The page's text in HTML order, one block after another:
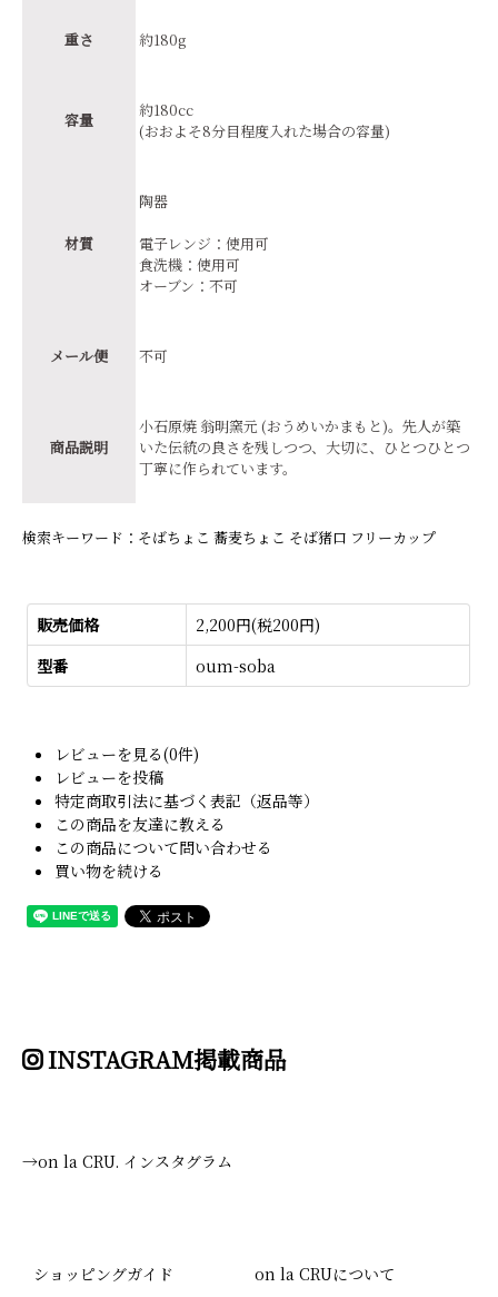
重さ 約180g
容量
約180cc
(おおよそ8分目程度入れた場合の容量)
材質
陶器
電子レンジ：使用可
食洗機：使用可
オーブン：不可
メール便 不可
商品説明
小石原焼 翁明窯元 (おうめいかまもと)。先人が築
いた伝統の良さを残しつつ、大切に、ひとつひとつ
丁寧に作られています。
検索キーワード：そばちょこ 蕎麦ちょこ そば猪口 フリーカップ
販売価格
2,200円(税200円)
型番
oum-soba
レビューを見る(0件)
レビューを投稿
特定商取引法に基づく表記（返品等）
この商品を友達に教える
この商品について問い合わせる
買い物を続ける
INSTAGRAM掲載商品
→on la CRU. インスタグラム
ショッピングガイド on la CRUについて